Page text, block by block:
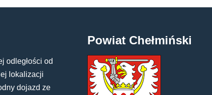
odległości od
lokalizacji
dojazd ze
Powiat Chełmiński